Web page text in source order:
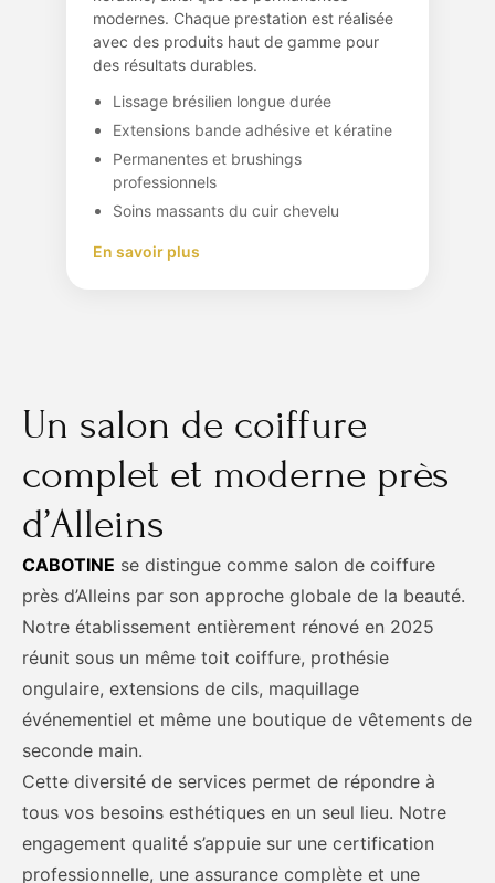
modernes. Chaque prestation est réalisée
avec des produits haut de gamme pour
des résultats durables.
Lissage brésilien longue durée
Extensions bande adhésive et kératine
Permanentes et brushings
professionnels
Soins massants du cuir chevelu
En savoir plus
Un salon de coiffure
complet et moderne près
d’Alleins
CABOTINE se distingue comme salon de coiffure
près d’Alleins par son approche globale de la beauté.
Notre établissement entièrement rénové en 2025
réunit sous un même toit coiffure, prothésie
ongulaire, extensions de cils, maquillage
événementiel et même une boutique de vêtements de
seconde main.
Cette diversité de services permet de répondre à
tous vos besoins esthétiques en un seul lieu. Notre
engagement qualité s’appuie sur une certification
professionnelle, une assurance complète et une